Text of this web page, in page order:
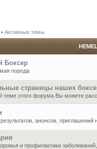
• Активные темы
Боксер
порода
страницы наших
теме этого форума Вы можете
анонсов,
и профилактики